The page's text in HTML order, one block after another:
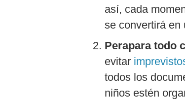
así, cada
se convertirá en
Perapara todo
evitar
todos los
niños estén